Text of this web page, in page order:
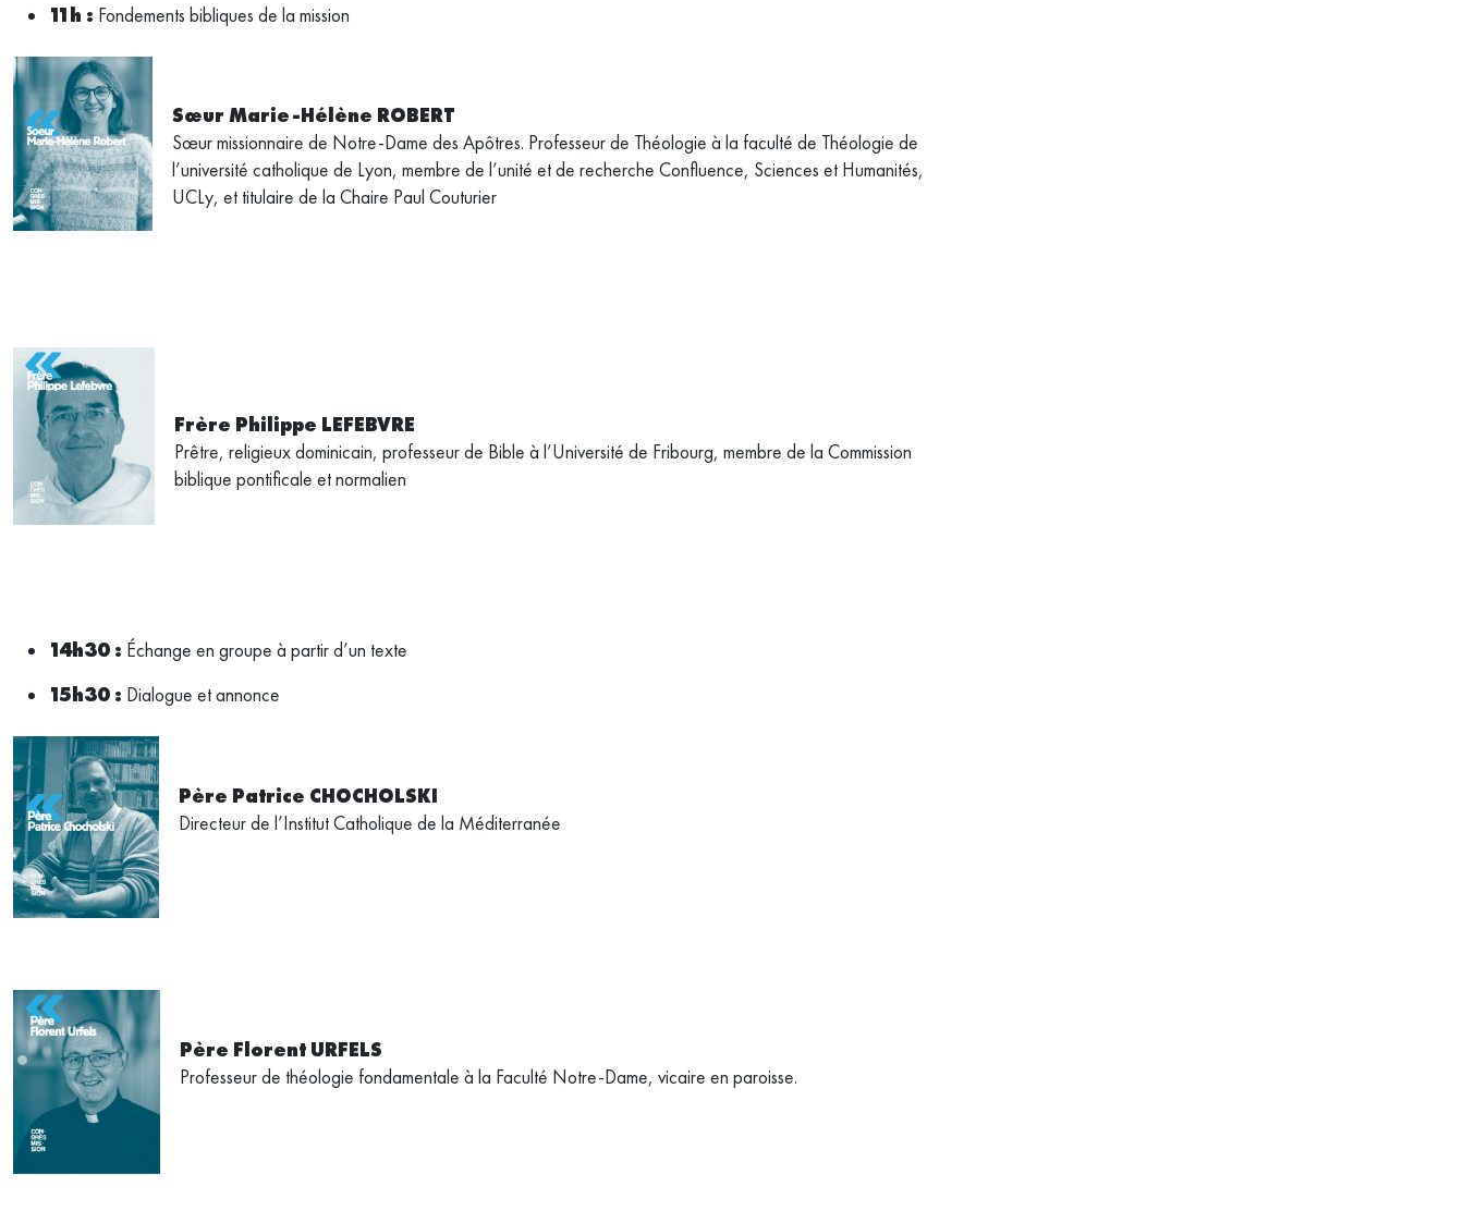
11h : Fondements bibliques de la mission
Sœur Marie-Hélène ROBERT
Sœur missionnaire de Notre-Dame des Apôtres. Professeur de Théologie à la faculté de Théologie de
l’université catholique de Lyon, membre de l’unité et de recherche Confluence, Sciences et Humanités,
UCLy, et titulaire de la Chaire Paul Couturier
Frère Philippe LEFEBVRE
Prêtre, religieux dominicain, professeur de Bible à l’Université de Fribourg, membre de la Commission
biblique pontificale et normalien
14h30 : Échange en groupe à partir d’un texte
15h30 : Dialogue et annonce
Père Patrice CHOCHOLSKI
Directeur de l’Institut Catholique de la Méditerranée
Père Florent URFELS
Professeur de théologie fondamentale à la Faculté Notre-Dame, vicaire en paroisse.